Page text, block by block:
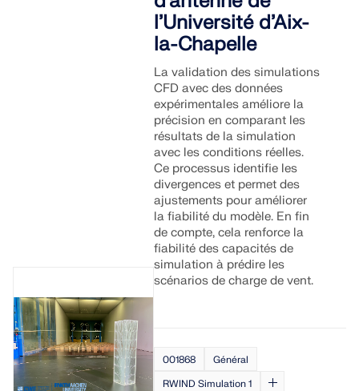
l’Université d’Aix-
la-Chapelle
La validation des simulations
CFD avec des données
expérimentales améliore la
précision en comparant les
résultats de la simulation
avec les conditions réelles.
Ce processus identifie les
divergences et permet des
ajustements pour améliorer
la fiabilité du modèle. En fin
de compte, cela renforce la
fiabilité des capacités de
simulation à prédire les
scénarios de charge de vent.
001868
Général
RWIND Simulation 1